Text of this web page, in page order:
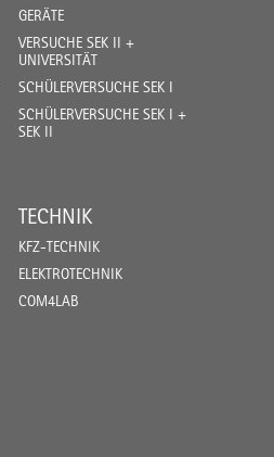
GERÄTE
VERSUCHE SEK II +
UNIVERSITÄT
SCHÜLERVERSUCHE SEK I
SCHÜLERVERSUCHE SEK I +
SEK II
TECHNIK
KFZ-TECHNIK
ELEKTROTECHNIK
COM4LAB